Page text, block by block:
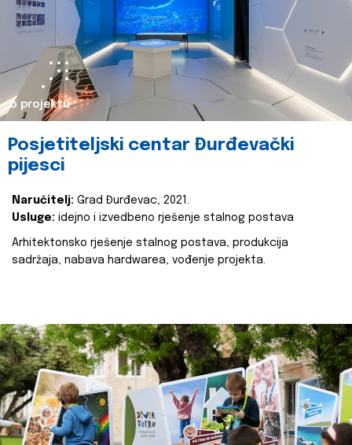
o projektu
Posjetiteljski centar Đurđevački
pijesci
Naručitelj: Grad Đurđevac, 2021.
Usluge: idejno i izvedbeno rješenje stalnog postava
Arhitektonsko rješenje stalnog postava, produkcija
sadržaja, nabava hardwarea, vođenje projekta.